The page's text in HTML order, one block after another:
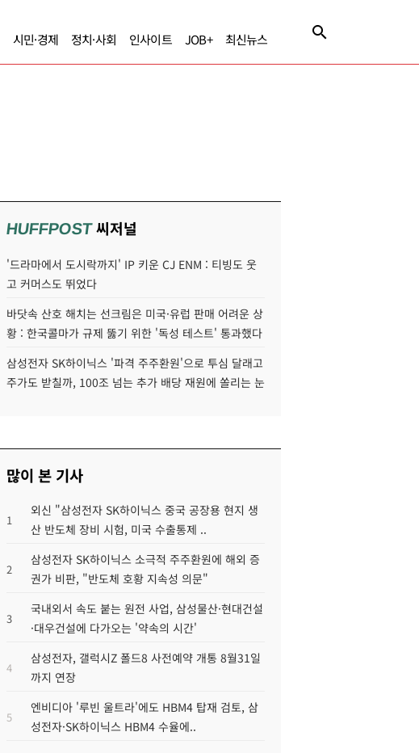
시민·경제 정치·사회 인사이트 JOB+ 최신뉴스
HUFFPOST씨저널
'드라마에서 도시락까지' IP 키운 CJ ENM : 티빙도 웃
고 커머스도 뛰었다
바닷속 산호 해치는 선크림은 미국·유럽 판매 어려운 상
황 : 한국콜마가 규제 뚫기 위한 '독성 테스트' 통과했다
삼성전자 SK하이닉스 '파격 주주환원'으로 투심 달래고
주가도 받칠까, 100조 넘는 추가 배당 재원에 쏠리는 눈
많이 본 기사
1
외신 "삼성전자 SK하이닉스 중국 공장용 현지 생
산 반도체 장비 시험, 미국 수출통제 ..
2
삼성전자 SK하이닉스 소극적 주주환원에 해외 증
권가 비판, "반도체 호황 지속성 의문"
3
국내외서 속도 붙는 원전 사업, 삼성물산·현대건설
·대우건설에 다가오는 '약속의 시간'
4
삼성전자, 갤럭시Z 폴드8 사전예약 개통 8월31일
까지 연장
5
엔비디아 '루빈 울트라'에도 HBM4 탑재 검토, 삼
성전자·SK하이닉스 HBM4 수율에..